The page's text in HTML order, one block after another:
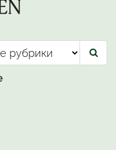
центр
центр, Растения
для вашего сада